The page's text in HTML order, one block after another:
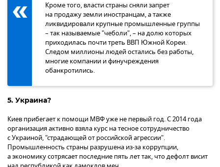
Кроме того, власти страны сняли запрет
на продажу земли иностранцам, а также
ликвидировали крупные промышленные группы
– так называемые "чеболи", – на долю которых
приходилась почти треть ВВП Южной Кореи.
Следом миллионы людей остались без работы,
многие компании и финучреждения
обанкротились.
5. Украина?
Киев прибегает к помощи МВФ уже не первый год. С 2014 года
организация активно взяла курс на тесное сотрудничество
с Украиной, "страдающей от российской агрессии".
Промышленность страны разрушена из-за коррупции,
а экономику сотрясает последние пять лет так, что дефолт висит